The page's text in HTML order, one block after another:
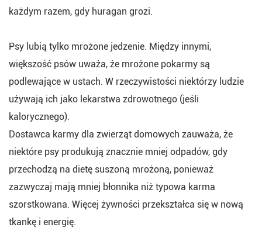
każdym razem, gdy huragan grozi.
Psy lubią tylko mrożone jedzenie. Między innymi,
większość psów uważa, że mrożone pokarmy są
podlewające w ustach. W rzeczywistości niektórzy ludzie
używają ich jako lekarstwa zdrowotnego (jeśli
kalorycznego).
Dostawca karmy dla zwierząt domowych zauważa, że
niektóre psy produkują znacznie mniej odpadów, gdy
przechodzą na dietę suszoną mrożoną, ponieważ
zazwyczaj mają mniej błonnika niż typowa karma
szorstkowana. Więcej żywności przekształca się w nową
tkankę i energię.